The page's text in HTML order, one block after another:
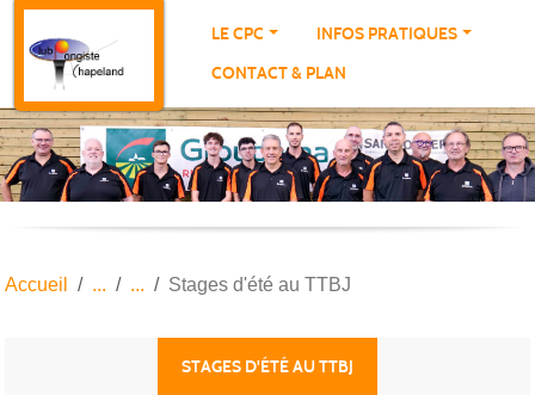
LE CPC
INFOS PRATIQUES
CONTACT & PLAN
Accueil Stages d'été au TTBJ
STAGES D'ÉTÉ AU TTBJ
Panneau de gestion des cookies